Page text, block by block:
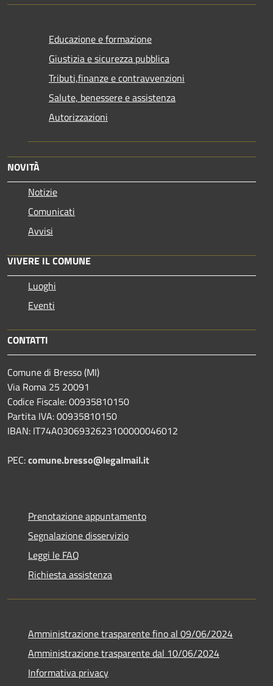
Educazione e formazione
Giustizia e sicurezza pubblica
Tributi,finanze e contravvenzioni
Salute, benessere e assistenza
Autorizzazioni
NOVITÀ
Notizie
Comunicati
Avvisi
VIVERE IL COMUNE
Luoghi
Eventi
CONTATTI
Comune di Bresso (MI)
Via Roma 25 20091
Codice Fiscale: 00935810150
Partita IVA: 00935810150
IBAN: IT74A0306932623100000046012
PEC:comune.bresso@legalmail.it
Prenotazione appuntamento
Segnalazione disservizio
Leggi le FAQ
Richiesta assistenza
Amministrazione trasparente fino al 09/06/2024
Amministrazione trasparente dal 10/06/2024
Informativa privacy